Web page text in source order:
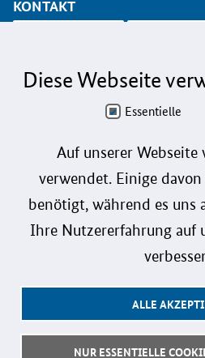
KONTAKT
Aus Gründen der besseren Lesbarkeit wird
Personenbezeichnungen gelten gleichermaßen
Datenschutz
Barrierefreiheit
Gebärdensprache
Diese Webseite
Essentielle
Auf unserer Webseite
verwendet. Einige
benötigt, während es uns
Ihre Nutzererfahrung auf
ALLE
NUR ESSENTIELLE